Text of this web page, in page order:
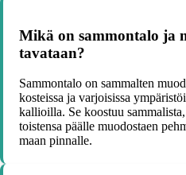
Mikä on sammontalo ja
tavataan?
Sammontalo on sammalten
kosteissa ja varjoisissa
kallioilla. Se koostuu
toistensa päälle muodostaen
maan pinnalle.